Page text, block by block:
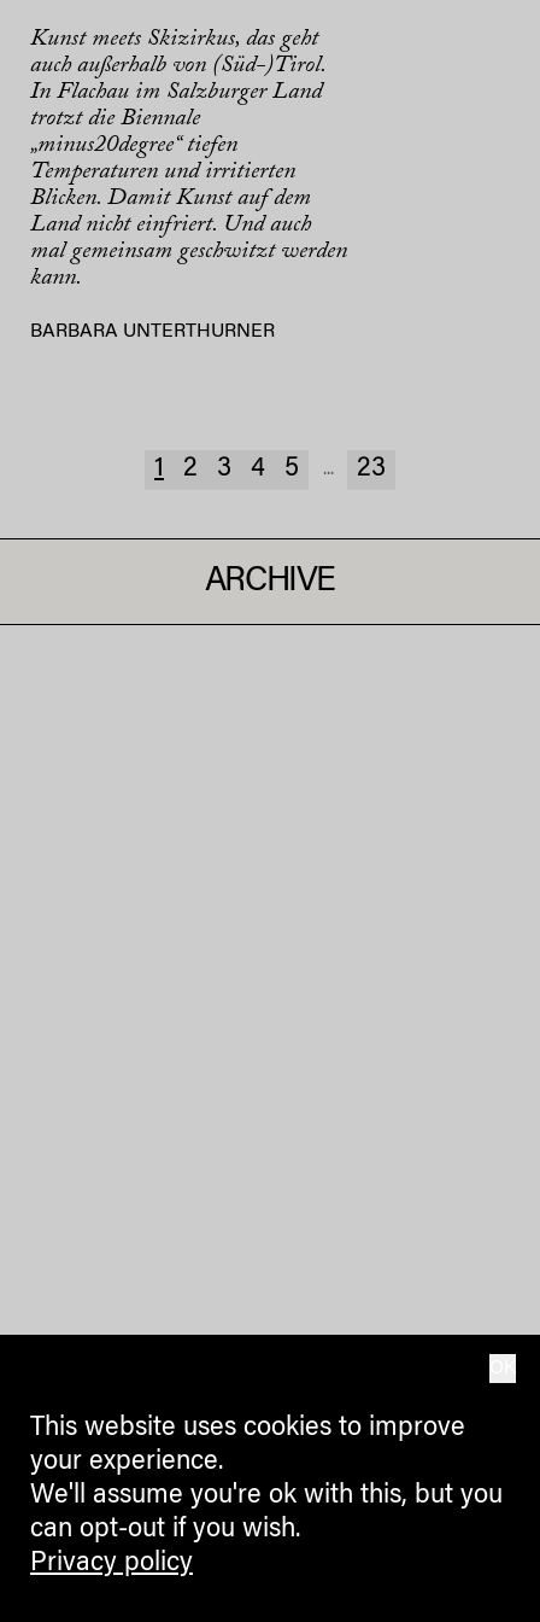
Kunst meets Skizirkus, das geht
auch außerhalb von (Süd-)Tirol.
In Flachau im Salzburger Land
trotzt die Biennale
„minus20degree“ tiefen
Temperaturen und irritierten
Blicken. Damit Kunst auf dem
Land nicht einfriert. Und auch
mal gemeinsam geschwitzt werden
kann.
BARBARA UNTERTHURNER
1 2 3 4 5 ... 23
ARCHIVE
This website uses cookies to improve
your experience.
We'll assume you're ok with this, but you
can opt-out if you wish.
Privacy policy